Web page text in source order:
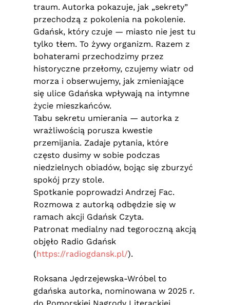
traum. Autorka pokazuje, jak „sekrety”
przechodzą z pokolenia na pokolenie.
Gdańsk, który czuje — miasto nie jest tu
tylko tłem. To żywy organizm. Razem z
bohaterami przechodzimy przez
historyczne przełomy, czujemy wiatr od
morza i obserwujemy, jak zmieniające
się ulice Gdańska wpływają na intymne
życie mieszkańców.
Tabu sekretu umierania — autorka z
wrażliwością porusza kwestie
przemijania. Zadaje pytania, które
często dusimy w sobie podczas
niedzielnych obiadów, bojąc się zburzyć
spokój przy stole.
Spotkanie poprowadzi Andrzej Fac.
Rozmowa z autorką odbędzie się w
ramach akcji Gdańsk Czyta.
Patronat medialny nad tegoroczną akcją
objęło Radio Gdańsk
(https://radiogdansk.pl/).
Roksana Jędrzejewska-Wróbel to
gdańska autorka, nominowana w 2025 r.